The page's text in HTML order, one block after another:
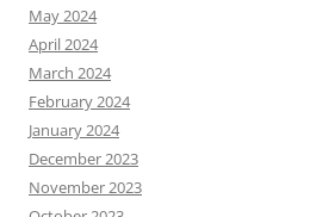
May 2024
April 2024
March 2024
February 2024
January 2024
December 2023
November 2023